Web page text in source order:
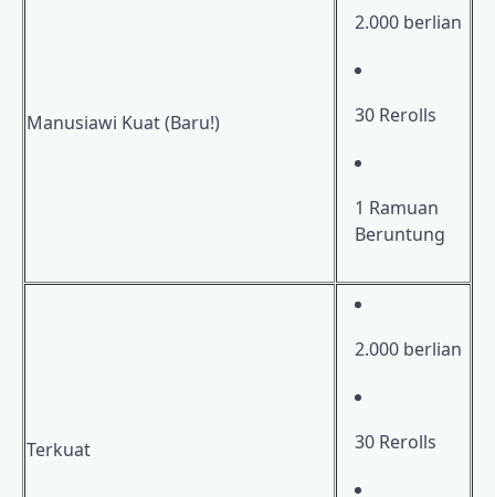
Manusiawi Kuat (Baru!)
2.000 berlian
30 Rerolls
1 Ramuan
Beruntung
Terkuat
2.000 berlian
30 Rerolls